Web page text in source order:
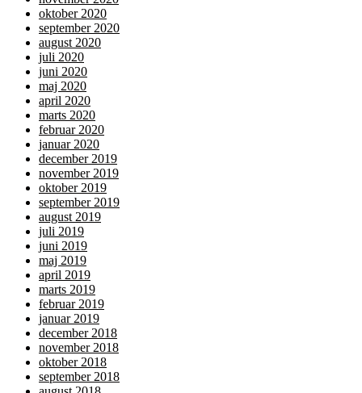
oktober 2020
september 2020
august 2020
juli 2020
juni 2020
maj 2020
april 2020
marts 2020
februar 2020
januar 2020
december 2019
november 2019
oktober 2019
september 2019
august 2019
juli 2019
juni 2019
maj 2019
april 2019
marts 2019
februar 2019
januar 2019
december 2018
november 2018
oktober 2018
september 2018